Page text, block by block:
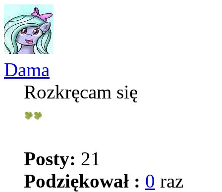
Dama
Rozkręcam się
Posty: 21
Podziękował : 0 raz